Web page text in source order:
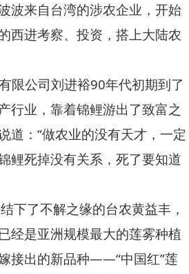
波来自台湾的涉农企业，开始
西进考察、投资，搭上大陆农
限公司刘进裕90年代初期到了
行业，靠着锦鲤游出了致富之
道：“做农业的没有天才，一定
鲤死掉没有关系，死了要知道
下了不解之缘的台农黄益丰，
经是亚洲规模最大的莲雾种植
接出的新品种——“中国红”莲